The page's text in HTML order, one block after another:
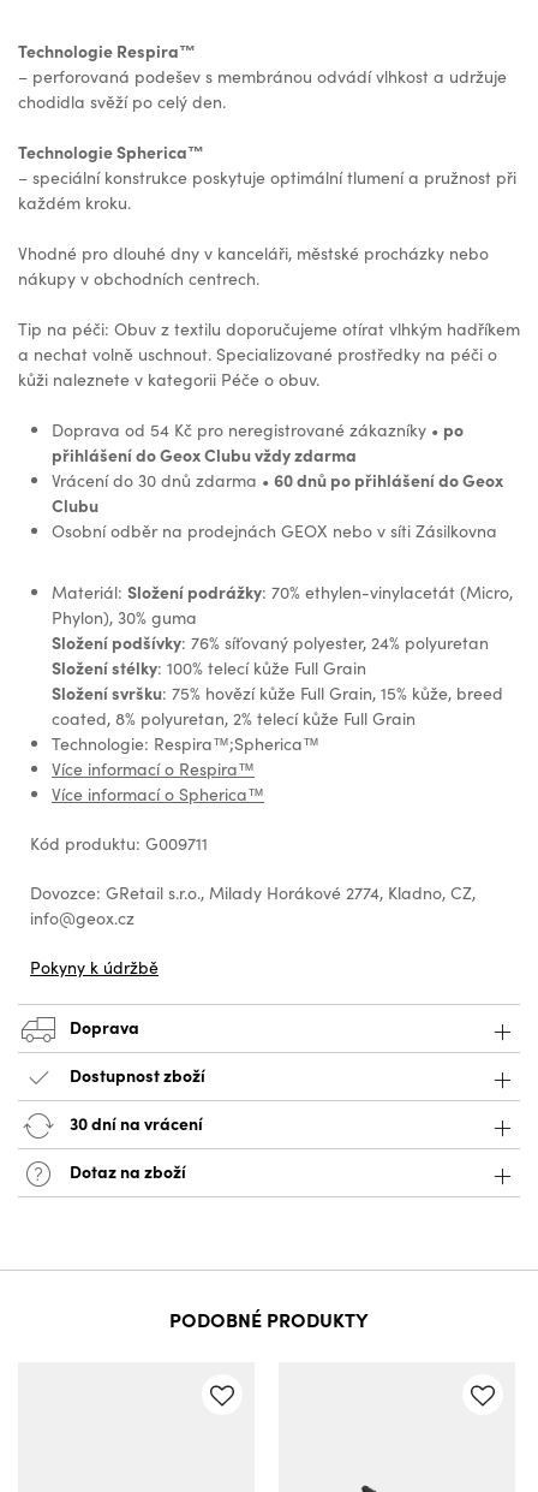
Technologie Respira™️
– perforovaná podešev s membránou odvádí vlhkost a udržuje
chodidla svěží po celý den.
Technologie Spherica™️
– speciální konstrukce poskytuje optimální tlumení a pružnost při
každém kroku.
Vhodné pro dlouhé dny v kanceláři, městské procházky nebo
nákupy v obchodních centrech.
Tip na péči: Obuv z textilu doporučujeme otírat vlhkým hadříkem
a nechat volně uschnout. Specializované prostředky na péči o
kůži naleznete v kategorii Péče o obuv.
Doprava od 54 Kč pro neregistrované zákazníky • po
přihlášení do Geox Clubu vždy zdarma
Vrácení do 30 dnů zdarma • 60 dnů po přihlášení do Geox
Clubu
Osobní odběr na prodejnách GEOX nebo v síti Zásilkovna
Materiál: Složení podrážky: 70% ethylen-vinylacetát (Micro,
Phylon), 30% guma
Složení podšívky: 76% síťovaný polyester, 24% polyuretan
Složení stélky: 100% telecí kůže Full Grain
Složení svršku: 75% hovězí kůže Full Grain, 15% kůže, breed
coated, 8% polyuretan, 2% telecí kůže Full Grain
Technologie: Respira™;Spherica™
Více informací o Respira™
Více informací o Spherica™
Kód produktu: G009711
Dovozce: GRetail s.r.o., Milady Horákové 2774, Kladno, CZ,
info@geox.cz
Pokyny k údržbě
Doprava
Dostupnost zboží
30 dní na vrácení
Dotaz na zboží
PODOBNÉ PRODUKTY